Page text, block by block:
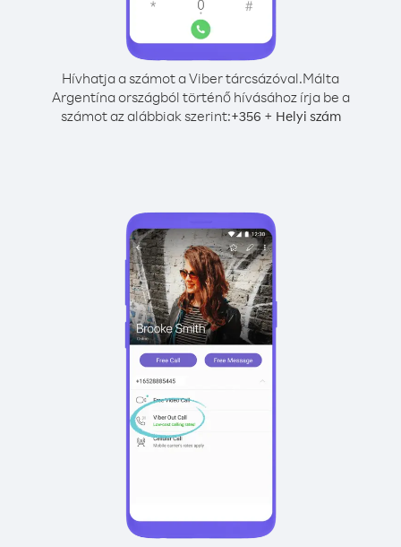
Hívhatja a számot a Viber tárcsázóval.Málta
Argentína országból történő hívásához írja be a
számot az alábbiak szerint:+356 + Helyi szám